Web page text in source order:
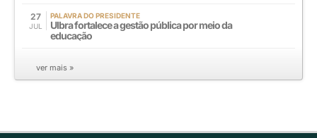
27
JUL
PALAVRA DO PRESIDENTE
Ulbra fortalece a gestão pública por meio da
educação
ver mais »